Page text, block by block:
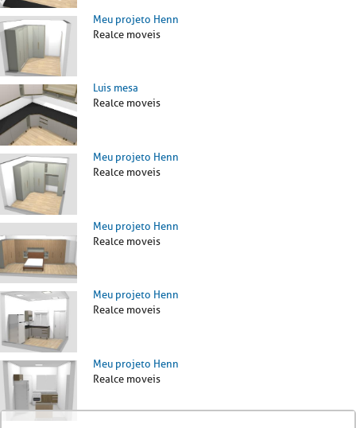
Meu projeto Henn
Realce moveis
Luis mesa
Realce moveis
Meu projeto Henn
Realce moveis
Meu projeto Henn
Realce moveis
Meu projeto Henn
Realce moveis
Meu projeto Henn
Realce moveis